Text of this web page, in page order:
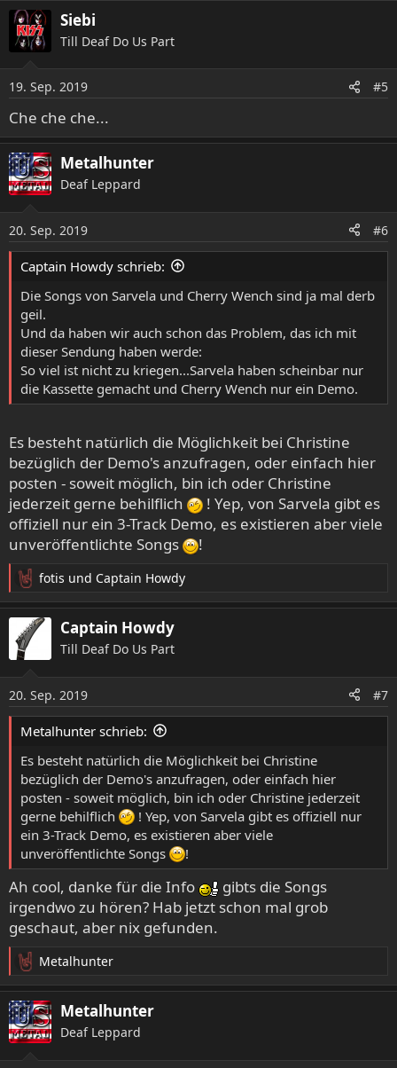
k
t
i
o
n
e
n
:
Siebi
Till Deaf Do Us Part
19. Sep. 2019 #5
Che che che...
Metalhunter
Deaf Leppard
20. Sep. 2019 #6
Captain Howdy schrieb:
Die Songs von Sarvela und Cherry Wench sind ja mal derb
geil.
Und da haben wir auch schon das Problem, das ich mit
dieser Sendung haben werde:
So viel ist nicht zu kriegen...Sarvela haben scheinbar nur
die Kassette gemacht und Cherry Wench nur ein Demo.
Es besteht natürlich die Möglichkeit bei Christine
bezüglich der Demo's anzufragen, oder einfach hier
posten - soweit möglich, bin ich oder Christine
jederzeit gerne behilflich
! Yep, von Sarvela gibt es
offiziell nur ein 3-Track Demo, es existieren aber viele
unveröffentlichte Songs
!
R
e
a
k
t
n
e
n
fotis und Captain Howdy
Captain Howdy
Till Deaf Do Us Part
20. Sep. 2019 #7
Metalhunter schrieb:
Es besteht natürlich die Möglichkeit bei Christine
bezüglich der Demo's anzufragen, oder einfach hier
posten - soweit möglich, bin ich oder Christine jederzeit
gerne behilflich
! Yep, von Sarvela gibt es offiziell nur
ein 3-Track Demo, es existieren aber viele
unveröffentlichte Songs
!
Ah cool, danke für die Info
gibts die Songs
irgendwo zu hören? Hab jetzt schon mal grob
geschaut, aber nix gefunden.
R
e
a
k
t
Metalhunter
Metalhunter
Deaf Leppard